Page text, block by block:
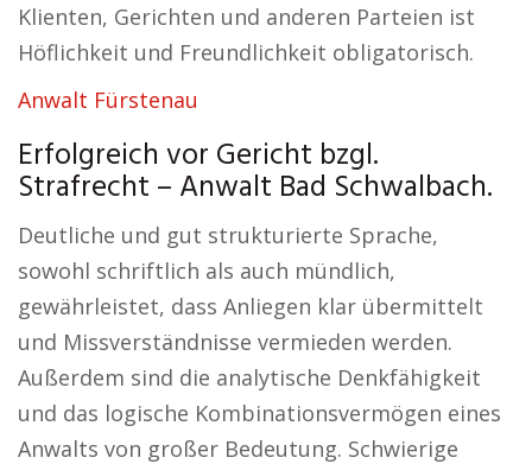
Klienten, Gerichten und anderen Parteien ist
Höflichkeit und Freundlichkeit obligatorisch.
Anwalt Fürstenau
Erfolgreich vor Gericht bzgl.
Strafrecht – Anwalt Bad Schwalbach.
Deutliche und gut strukturierte Sprache,
sowohl schriftlich als auch mündlich,
gewährleistet, dass Anliegen klar übermittelt
und Missverständnisse vermieden werden.
Außerdem sind die analytische Denkfähigkeit
und das logische Kombinationsvermögen eines
Anwalts von großer Bedeutung. Schwierige